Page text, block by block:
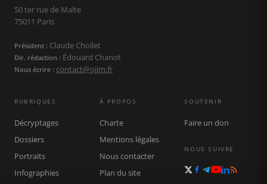
50 ter rue de Malte
75011 Paris
Président : Claude Chollet
Dir. rédaction : Édouard Chanot
Nous écrire : contact@ojim.fr
RUBRIQUES
Décryptages
Dossiers
Portraits
Infographies
À PROPOS
Charte
Mentions légales
Nous contacter
Plan du site
SOUTENIR
Faire un don
NOUS SUIVRE